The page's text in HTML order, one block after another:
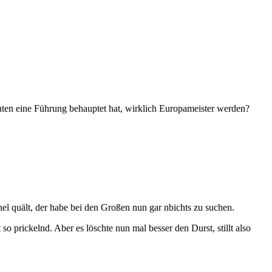
eine Führung behauptet hat, wirklich Europameister werden?
quält, der habe bei den Großen nun gar nbichts zu suchen.
prickelnd. Aber es löschte nun mal besser den Durst, stillt also